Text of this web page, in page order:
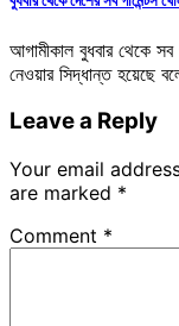
আগামীকাল বুধবার থেকে সব
নেওয়ার সিদ্ধান্ত হয়েছে
Leave a Reply
Your email
are marked *
Comment *